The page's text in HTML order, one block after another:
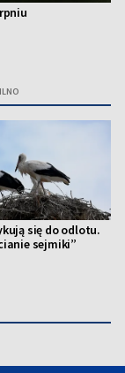
się do odlotu.
sejmiki”